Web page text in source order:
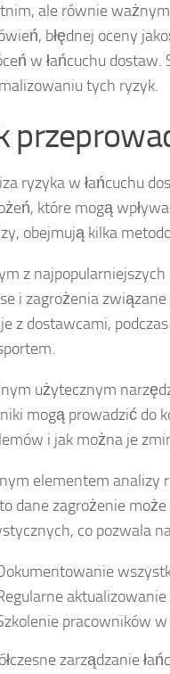
ale równie
błędnej oceny
w łańcuchu
tych ryzyk.
ryzyka w łańcuchu
które mogą
obejmują kilka
z
i zagrożenia
z dostawcami,
użytecznym
mogą prowadzić do
i jak można je
elementem analizy
dane zagrożenie
co pozwala
pracowników
zarządzanie